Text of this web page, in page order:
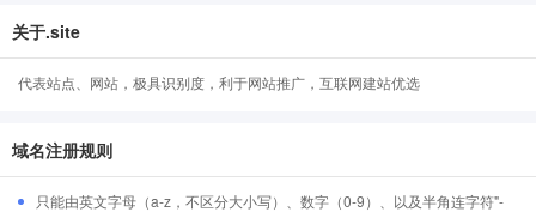
关于.site
代表站点、网站，极具识别度，利于网站推广，互联网建站优选
域名注册规则
只能由英文字母（a-z，不区分大小写）、数字（0-9）、以及半角连字符"-